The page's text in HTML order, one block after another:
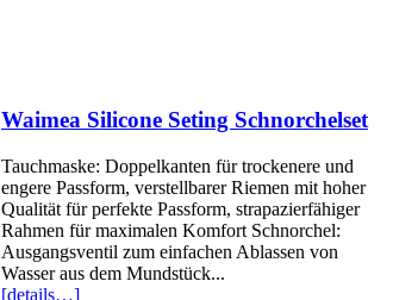
Waimea Silicone Seting Schnorchelset
Tauchmaske: Doppelkanten für trockenere und
engere Passform, verstellbarer Riemen mit hoher
Qualität für perfekte Passform, strapazierfähiger
Rahmen für maximalen Komfort Schnorchel:
Ausgangsventil zum einfachen Ablassen von
Wasser aus dem Mundstück...
[details…]